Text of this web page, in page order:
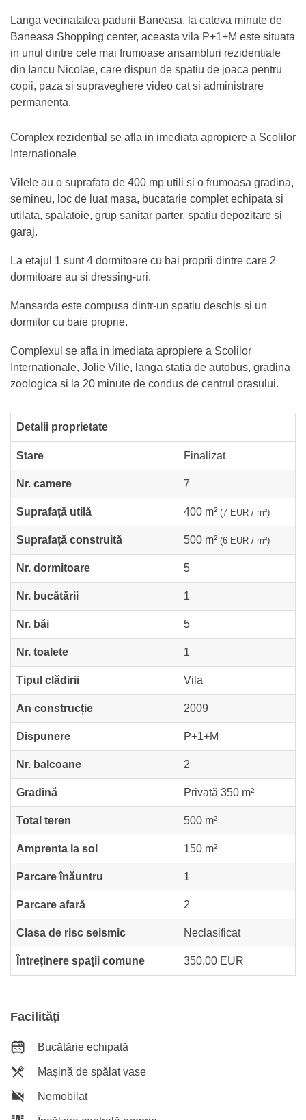
Langa vecinatatea padurii Baneasa, la cateva minute de
Baneasa Shopping center, aceasta vila P+1+M este situata
in unul dintre cele mai frumoase ansambluri rezidentiale
din Iancu Nicolae, care dispun de spatiu de joaca pentru
copii, paza si supraveghere video cat si administrare
permanenta.
Complex rezidential se afla in imediata apropiere a Scolilor
Internationale
Vilele au o suprafata de 400 mp utili si o frumoasa gradina,
semineu, loc de luat masa, bucatarie complet echipata si
utilata, spalatoie, grup sanitar parter, spatiu depozitare si
garaj.
La etajul 1 sunt 4 dormitoare cu bai proprii dintre care 2
dormitoare au si dressing-uri.
Mansarda este compusa dintr-un spatiu deschis si un
dormitor cu baie proprie.
Complexul se afla in imediata apropiere a Scolilor
Internationale, Jolie Ville, langa statia de autobus, gradina
zoologica si la 20 minute de condus de centrul orasului.
Detalii proprietate
Stare Finalizat
Nr. camere 7
Suprafață utilă 400 m² (7 EUR / m²)
Suprafață construită 500 m² (6 EUR / m²)
Nr. dormitoare 5
Nr. bucătării 1
Nr. băi 5
Nr. toalete 1
Tipul clădirii Vila
An construcție 2009
Dispunere P+1+M
Nr. balcoane 2
Gradină Privată 350 m²
Total teren 500 m²
Amprenta la sol 150 m²
Parcare înăuntru 1
Parcare afară 2
Clasa de risc seismic Neclasificat
Întreținere spații comune 350.00 EUR
Facilități
Bucătărie echipată
Mașină de spălat vase
Nemobilat